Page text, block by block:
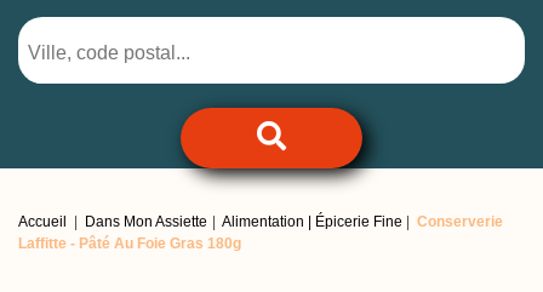
Accueil Dans Mon Assiette Alimentation | Épicerie Fine
Conserverie
Laffitte - Pâté Au Foie Gras 180g